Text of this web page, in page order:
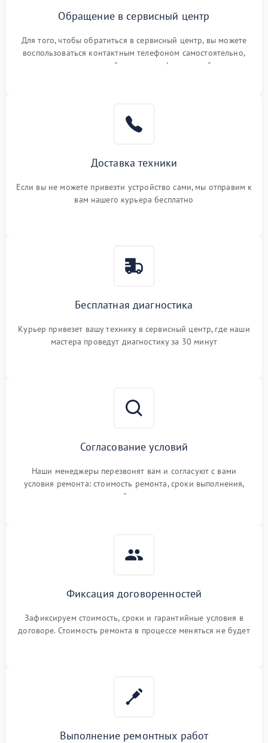
Обращение в сервисный центр
Для того, чтобы обратиться в сервисный центр, вы можете
воспользоваться контактным телефоном самостоятельно,
или оставить свой номер телефона на сайте
Доставка техники
Если вы не можете привезти устройство сами, мы отправим к
вам нашего курьера бесплатно
Бесплатная диагностика
Курьер привезет вашу технику в сервисный центр, где наши
мастера проведут диагностику за 30 минут
Согласование условий
Наши менеджеры перезвонят вам и согласуют с вами
условия ремонта: стоимость ремонта, сроки выполнения,
гарантийные условия
Фиксация договоренностей
Зафиксируем стоимость, сроки и гарантийные условия в
договоре. Стоимость ремонта в процессе меняться не будет
Выполнение ремонтных работ